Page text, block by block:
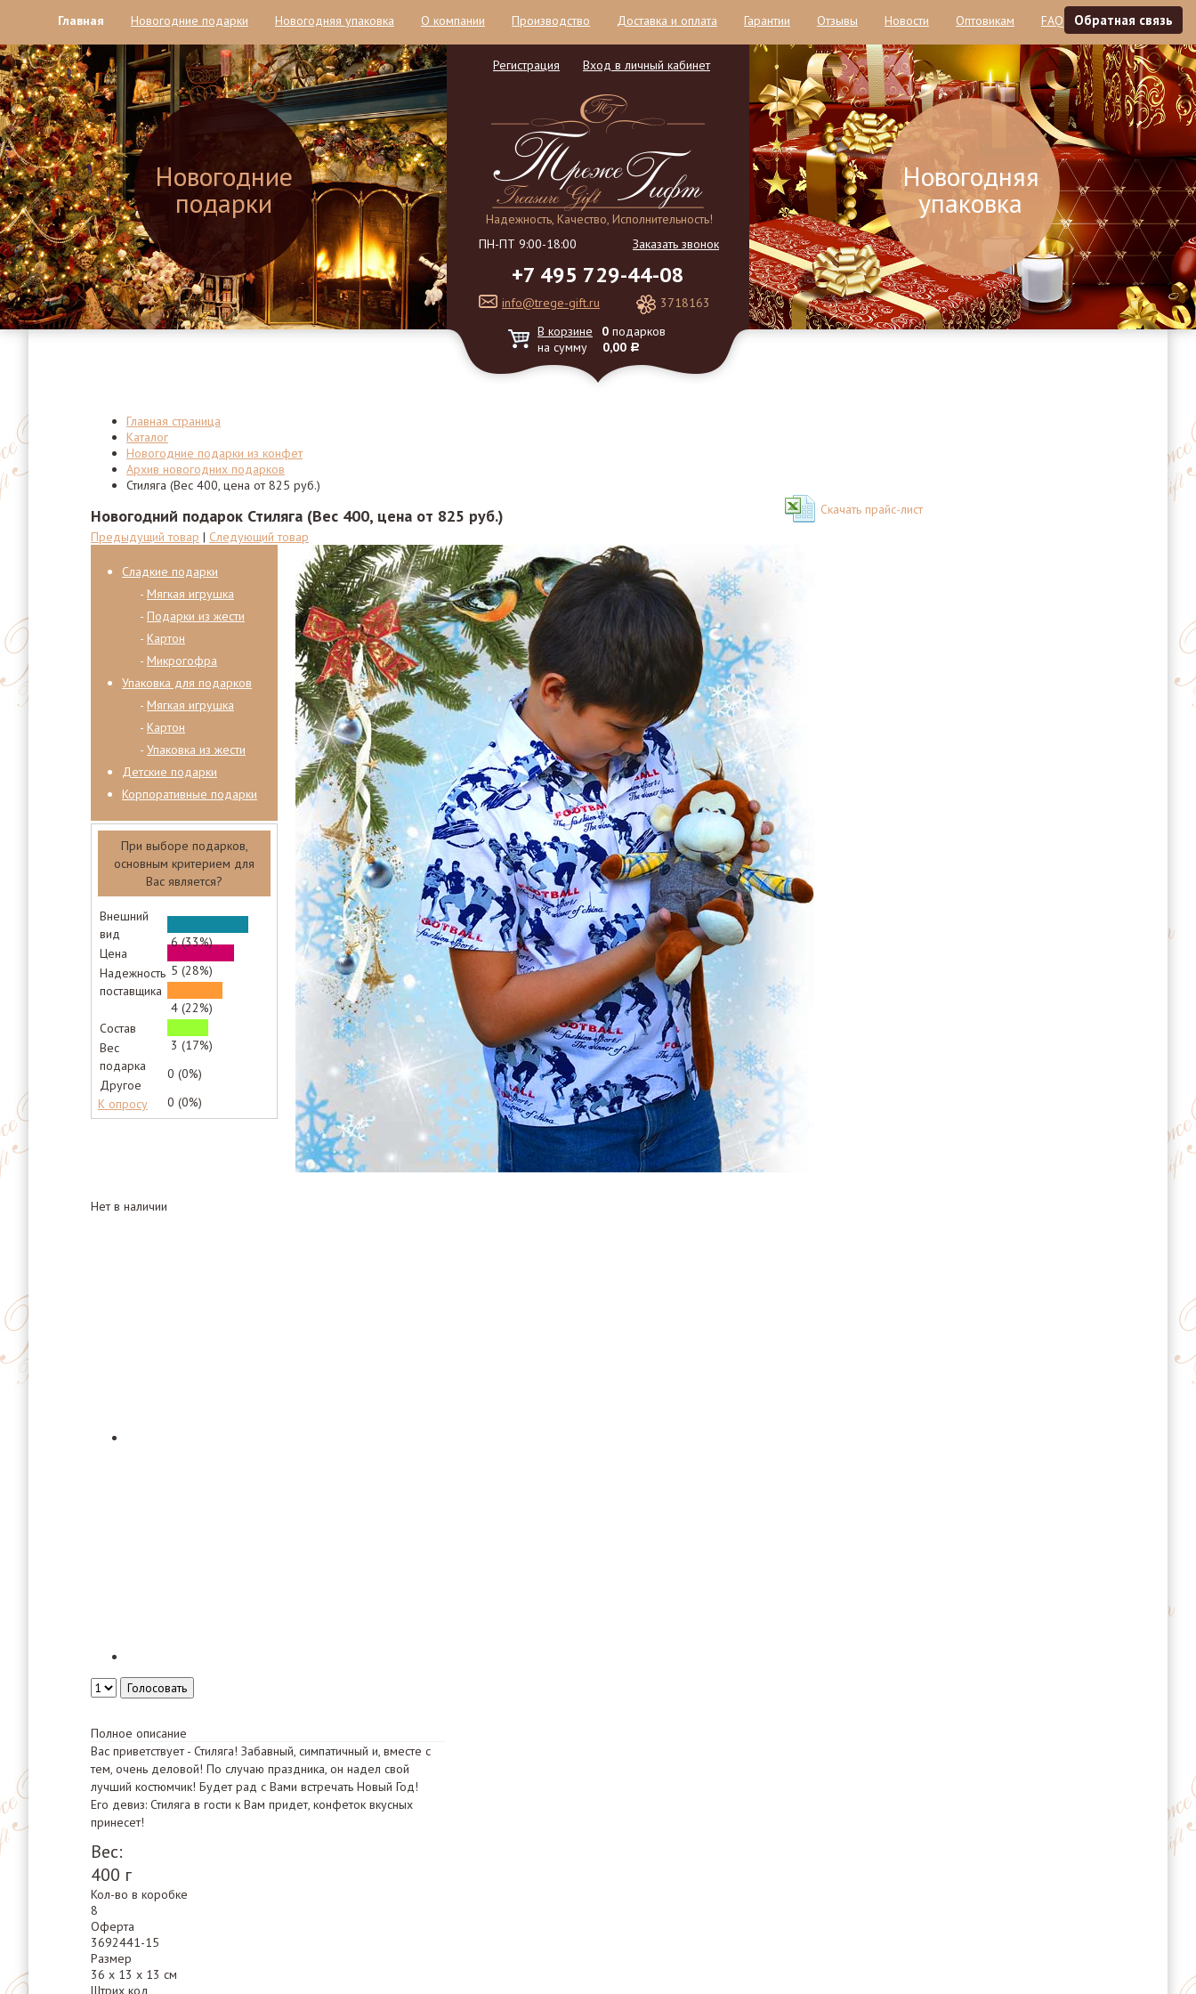
Главная Новогодние подарки Новогодняя упаковка О компании Производство Доставка и оплата Гарантии Отзывы Новости Оптовикам FAQ Контакты
Новогодние
подарки
Регистрация Вход в личный кабинет
Надежность, Качество, Исполнительность!
ПН-ПТ 9:00-18:00
Заказать звонок
+7 495 729-44-08
info@trege-gift.ru
3718163
В корзине
0 подарков
на сумму
0,00
Новогодняя
упаковка
Главная страница
Каталог
Новогодние подарки из конфет
Архив новогодних подарков
Стиляга (Вес 400, цена от 825 руб.)
Новогодний подарок Стиляга (Вес 400, цена от 825 руб.)
Скачать прайс-лист
Предыдущий товар | Следующий товар
Сладкие подарки
Мягкая игрушка
Подарки из жести
Картон
Микрогофра
Упаковка для подарков
Мягкая игрушка
Картон
Упаковка из жести
Детские подарки
Корпоративные подарки
При выборе подарков,
основным критерием для
Вас является?
Внешний
вид
6 (33%)
Цена
5 (28%)
Надежность
поставщика
4 (22%)
Состав
3 (17%)
Вес
подарка
0 (0%)
Другое
0 (0%)
К опросу
Нет в наличии
Полное описание
Вас приветствует - Стиляга! Забавный, симпатичный и, вместе с
тем, очень деловой! По случаю праздника, он надел свой
лучший костюмчик! Будет рад с Вами встречать Новый Год!
Его девиз: Стиляга в гости к Вам придет, конфеток вкусных
принесет!
Вес:
400 г
Кол-во в коробке
8
Оферта
3692441-15
Размер
36 х 13 х 13 см
Штрих код
Обратная связь